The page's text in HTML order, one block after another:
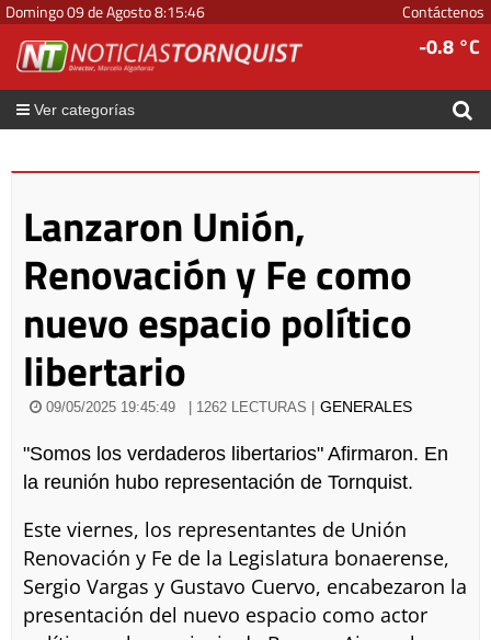
Domingo 09 de Agosto8:15:47 Contáctenos
-0.8 °C
Ver categorías
Lanzaron Unión,
Renovación y Fe como
nuevo espacio político
libertario
09/05/2025 19:45:49 | 1262 LECTURAS | GENERALES
"Somos los verdaderos libertarios" Afirmaron. En
la reunión hubo representación de Tornquist.
Este viernes, los representantes de Unión
Renovación y Fe de la Legislatura bonaerense,
Sergio Vargas y Gustavo Cuervo, encabezaron la
presentación del nuevo espacio como actor